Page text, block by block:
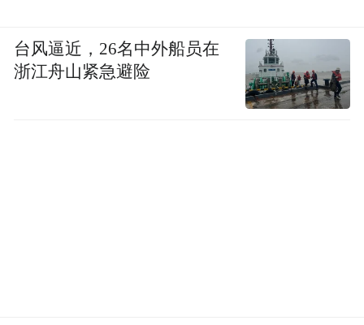
台风逼近，26名中外船员在
浙江舟山紧急避险